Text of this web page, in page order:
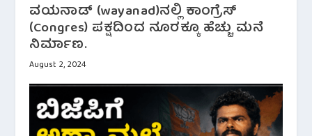
ವಯನಾಡ್ (wayanad)ನಲ್ಲಿ ಕಾಂಗ್ರೆಸ್
(Congres) ಪಕ್ಷದಿಂದ ನೂರಕ್ಕೂ ಹೆಚ್ಚು ಮನೆ
ನಿರ್ಮಾಣ.
August 2, 2024